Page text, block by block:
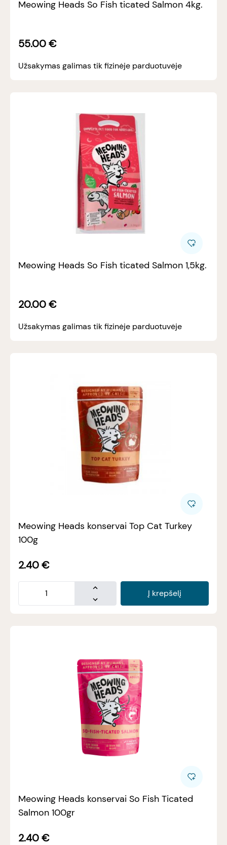
Meowing Heads So Fish ticated Salmon 4kg.
55.00€
Užsakymas galimas tik fizinėje parduotuvėje
Meowing Heads So Fish ticated Salmon 1,5kg.
20.00€
Užsakymas galimas tik fizinėje parduotuvėje
Meowing Heads konservai Top Cat Turkey
100g
2.40€
Į krepšelį
Meowing Heads konservai So Fish Ticated
Salmon 100gr
2.40€